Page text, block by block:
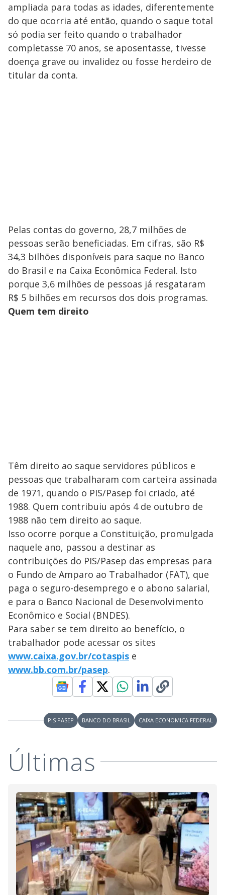
ampliada para todas as idades, diferentemente
do que ocorria até então, quando o saque total
só podia ser feito quando o trabalhador
completasse 70 anos, se aposentasse, tivesse
doença grave ou invalidez ou fosse herdeiro de
titular da conta.
Pelas contas do governo, 28,7 milhões de
pessoas serão beneficiadas. Em cifras, são R$
34,3 bilhões disponíveis para saque no Banco
do Brasil e na Caixa Econômica Federal. Isto
porque 3,6 milhões de pessoas já resgataram
R$ 5 bilhões em recursos dos dois programas.
Quem tem direito
Têm direito ao saque servidores públicos e
pessoas que trabalharam com carteira assinada
de 1971, quando o PIS/Pasep foi criado, até
1988. Quem contribuiu após 4 de outubro de
1988 não tem direito ao saque.
Isso ocorre porque a Constituição, promulgada
naquele ano, passou a destinar as
contribuições do PIS/Pasep das empresas para
o Fundo de Amparo ao Trabalhador (FAT), que
paga o seguro-desemprego e o abono salarial,
e para o Banco Nacional de Desenvolvimento
Econômico e Social (BNDES).
Para saber se tem direito ao benefício, o
trabalhador pode acessar os sites
www.caixa.gov.br/cotaspis e
www.bb.com.br/pasep.
PIS PASEP BANCO DO BRASIL CAIXA ECONOMICA FEDERAL
Últimas